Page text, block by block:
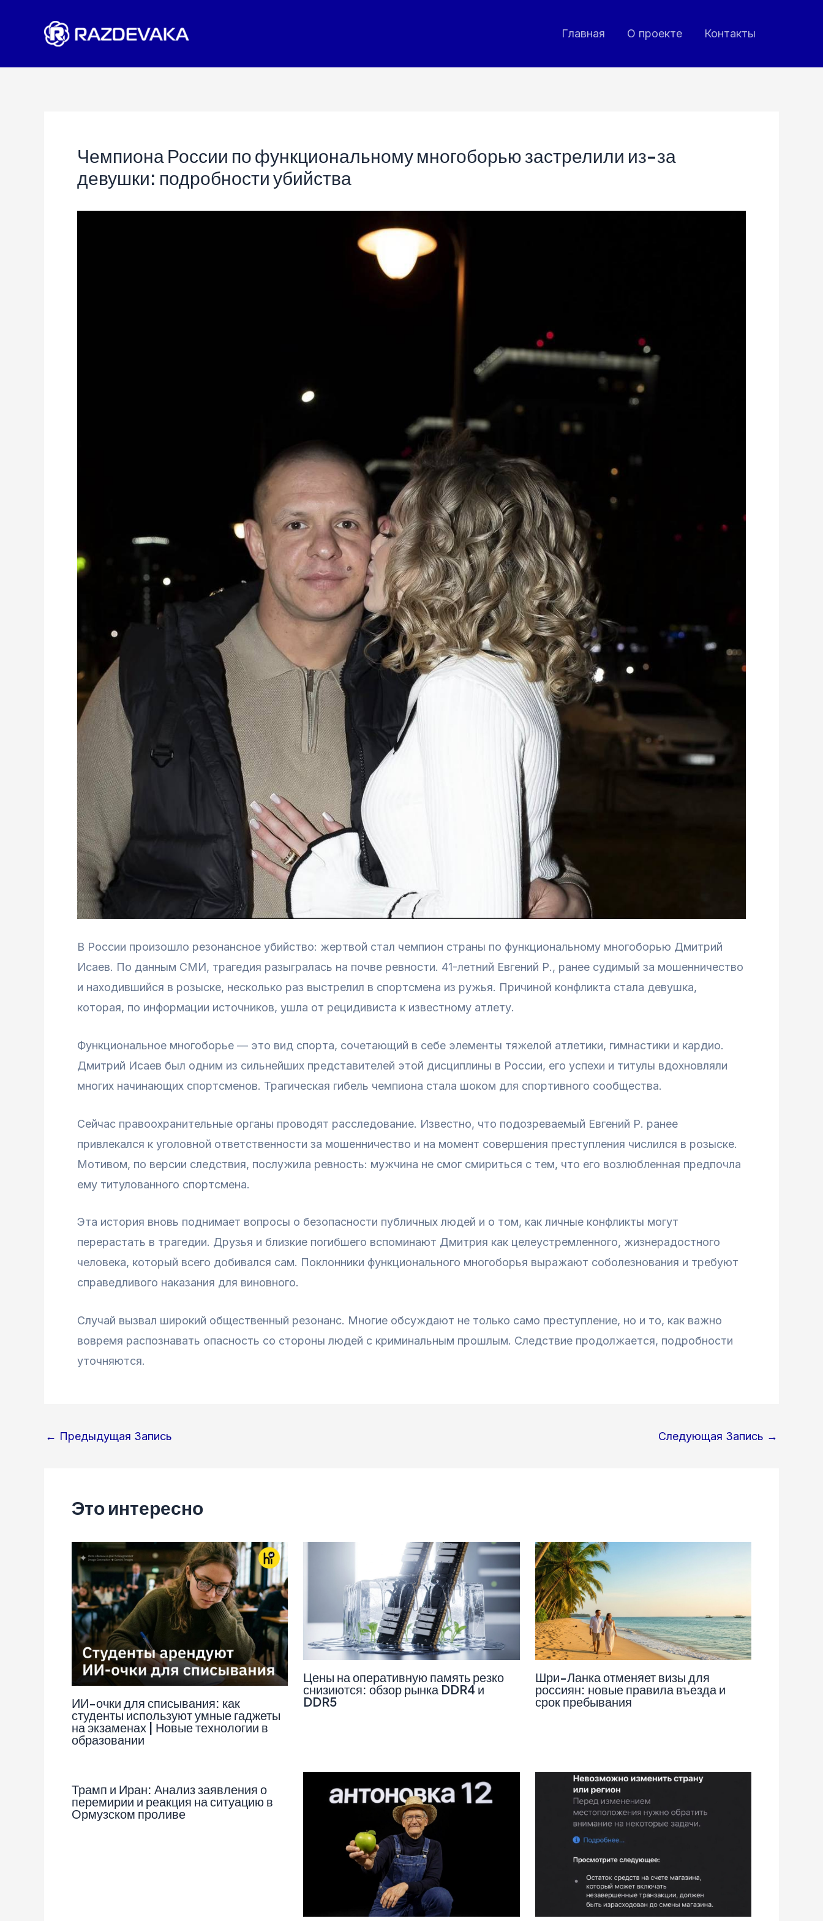
содержимому
Главная О проекте Контакты
Чемпиона России по функциональному многоборью застрелили из-за
девушки: подробности убийства
В России произошло резонансное убийство: жертвой стал чемпион страны по функциональному многоборью Дмитрий
Исаев. По данным СМИ, трагедия разыгралась на почве ревности. 41-летний Евгений Р., ранее судимый за мошенничество
и находившийся в розыске, несколько раз выстрелил в спортсмена из ружья. Причиной конфликта стала девушка,
которая, по информации источников, ушла от рецидивиста к известному атлету.
Функциональное многоборье — это вид спорта, сочетающий в себе элементы тяжелой атлетики, гимнастики и кардио.
Дмитрий Исаев был одним из сильнейших представителей этой дисциплины в России, его успехи и титулы вдохновляли
многих начинающих спортсменов. Трагическая гибель чемпиона стала шоком для спортивного сообщества.
Сейчас правоохранительные органы проводят расследование. Известно, что подозреваемый Евгений Р. ранее
привлекался к уголовной ответственности за мошенничество и на момент совершения преступления числился в розыске.
Мотивом, по версии следствия, послужила ревность: мужчина не смог смириться с тем, что его возлюбленная предпочла
ему титулованного спортсмена.
Эта история вновь поднимает вопросы о безопасности публичных людей и о том, как личные конфликты могут
перерастать в трагедии. Друзья и близкие погибшего вспоминают Дмитрия как целеустремленного, жизнерадостного
человека, который всего добивался сам. Поклонники функционального многоборья выражают соболезнования и требуют
справедливого наказания для виновного.
Случай вызвал широкий общественный резонанс. Многие обсуждают не только само преступление, но и то, как важно
вовремя распознавать опасность со стороны людей с криминальным прошлым. Следствие продолжается, подробности
уточняются.
Навигация
← Предыдущая Запись Следующая Запись →
Это интересно
ИИ-очки для списывания: как
студенты используют умные гаджеты
на экзаменах | Новые технологии в
образовании
Цены на оперативную память резко
снизиются: обзор рынка DDR4 и
DDR5
Шри-Ланка отменяет визы для
россиян: новые правила въезда и
срок пребывания
Трамп и Иран: Анализ заявления о
перемирии и реакция на ситуацию в
Ормузском проливе